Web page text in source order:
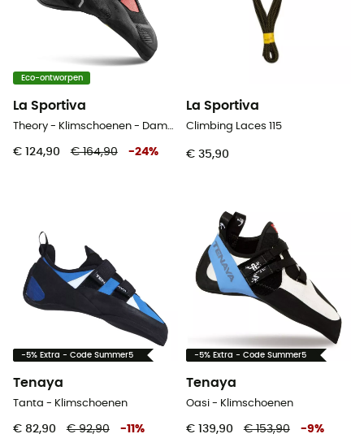
Eco-ontworpen
La Sportiva
Theory - Klimschoenen - Dames
€ 124,90 € 164,90 -24%
La Sportiva
Climbing Laces 115
€ 35,90
-5% Extra - Code Summer5
Tenaya
Tanta - Klimschoenen
€ 82,90 € 92,90 -11 %
-5% Extra - Code Summer5
Tenaya
Oasi - Klimschoenen
€ 139,90 € 153,90 -9%